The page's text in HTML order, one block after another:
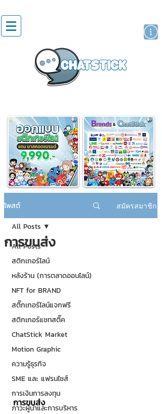
โพสต์ สมัครสมาชิก
All Posts
สติกเกอร์ไลน์
หลังร้าน (การตลาดออนไลน์)
NFT for BRAND
สติ๊กเกอร์ไลน์แจกฟรี
สติกเกอร์แชทสติ๊ค
ChatStick Market
Motion Graphic
ความรู้ธุรกิจ
SME และ แฟรนไชส์
การเงินการลงทุน
ภาวะผู้นำและการบริหาร
All Posts
การขนส่ง
การขนส่ง